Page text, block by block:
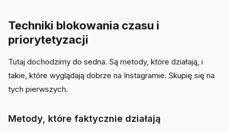
Techniki blokowania czasu i
priorytetyzacji
Tutaj dochodzimy do sedna. Są metody, które działają, i
takie, które wyglądają dobrze na Instagramie. Skupię się na
tych pierwszych.
Metody, które faktycznie działają